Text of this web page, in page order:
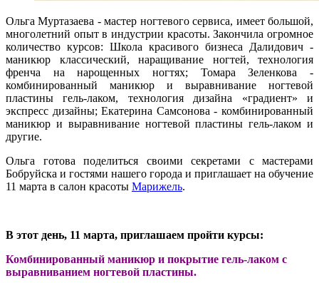
Ольга Муртазаева - мастер ногтевого сервиса, имеет большой,
многолетний опыт в индустрии красоты. Закончила огромное
количество курсов: Школа красивого бизнеса Далидович -
маникюр классический, наращивание ногтей, технология
френча на нарощенных ногтях; Томара Зеленкова -
комбинированный маникюр и выравнивание ногтевой
пластины гель-лаком, технология дизайна «градиент» и
экспресс дизайны; Екатерина Самсонова - комбинированный
маникюр и выравнивание ногтевой пластины гель-лаком и
другие.
Ольга готова поделиться своими секретами с мастерами
Бобруйска и гостями нашего города и приглашает на обучение
11 марта в салон красоты Марижель.
В этот день, 11 марта, приглашаем пройти курсы:
Комбинированный маникюр и покрытие гель-лаком с
выравниванием ногтевой пластины.